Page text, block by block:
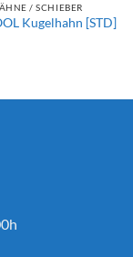
/ SCHIEBER
Kugelhahn [STD]